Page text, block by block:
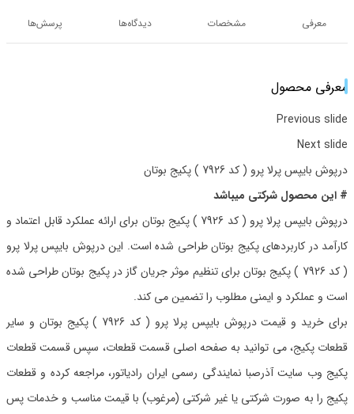
معرفی مشخصات دیدگاه‌ها پرسش‌ها
معرفی محصول
Previous slide
Next slide
درپوش بایپس پرلا پرو ( کد 7926 ) پکیج بوتان
# این محصول شرکتی میباشد
درپوش بایپس پرلا پرو ( کد 7926 ) پکیج بوتان برای ارائه عملکرد قابل اعتماد و
کارآمد در کاربردهای پکیج بوتان طراحی شده است. این درپوش بایپس پرلا پرو
( کد 7926 ) پکیج بوتان برای تنظیم موثر جریان گاز در پکیج بوتان طراحی شده
است و عملکرد و ایمنی مطلوب را تضمین می کند.
برای خرید و قیمت درپوش بایپس پرلا پرو ( کد 7926 ) پکیج بوتان و سایر
قطعات پکیج، می توانید به صفحه اصلی قسمت قطعات، سپس قسمت قطعات
پکیج وب سایت آذرصبا نمایندگی رسمی ایران رادیاتور، مراجعه کرده و قطعات
پکیج را به صورت شرکتی یا غیر شرکتی (مرغوب) با قیمت مناسب و خدمات پس